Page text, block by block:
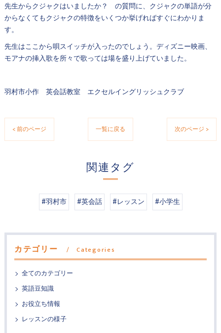
先生からクジャクはいましたか？ の質問に、クジャクの単語が分
からなくてもクジャクの特徴をいくつか挙げればすぐにわかりま
す。
先生はここから唄スイッチが入ったのでしょう。ディズニー映画、
モアナの挿入歌を所々で歌っては場を盛り上げていました。
羽村市小作 英会話教室 エクセルイングリッシュクラブ
< 前のページ 一覧に戻る 次のページ >
関連タグ
#羽村市 #英会話 #レッスン #小学生
カテゴリー Categories
全てのカテゴリー
英語豆知識
お役立ち情報
レッスンの様子